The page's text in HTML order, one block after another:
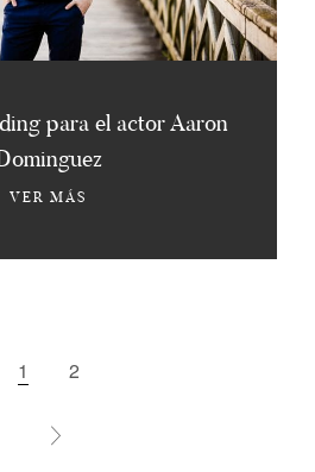
para el actor Aaron
VER MÁS
1 2